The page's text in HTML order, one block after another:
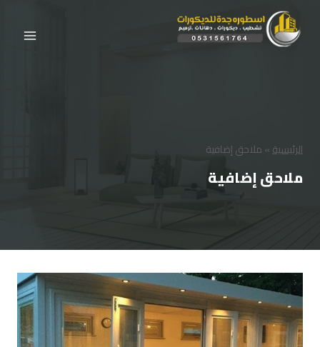
المحتوى
الرئيسية»ملاحق إضافية
ملاحق إضافية